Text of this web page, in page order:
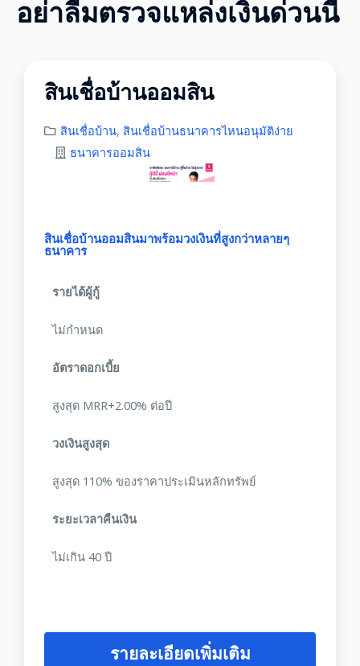
อย่าลืมตรวจแหล่งเงินด่วนนี้
สินเชื่อบ้านออมสิน
สินเชื่อบ้าน, สินเชื่อบ้านธนาคารไหนอนุมัติง่าย
ธนาคารออมสิน
สินเชื่อบ้านออมสินมาพร้อมวงเงินที่สูงกว่าหลายๆ
ธนาคาร
รายได้ผู้กู้
ไม่กำหนด
อัตราดอกเบี้ย
สูงสุด MRR+2.00% ต่อปี
วงเงินสูงสุด
สูงสุด 110% ของราคาประเมินหลักทรัพย์
ระยะเวลาคืนเงิน
ไม่เกิน 40 ปี
รายละเอียดเพิ่มเติม